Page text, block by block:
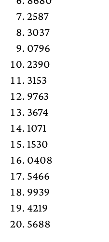
2587
3037
0796
2390
3153
9763
3674
1071
1530
0408
5466
9939
4219
5688